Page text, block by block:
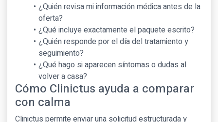
¿Quién revisa mi información médica antes de la
oferta?
¿Qué incluye exactamente el paquete escrito?
¿Quién responde por el día del tratamiento y
seguimiento?
¿Qué hago si aparecen síntomas o dudas al
volver a casa?
Cómo Clinictus ayuda a comparar
con calma
Clinictus permite enviar una solicitud estructurada y